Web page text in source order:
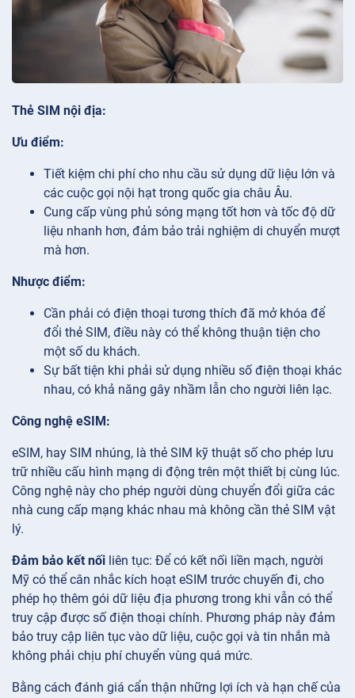
Thẻ SIM nội địa:
Ưu điểm:
Tiết kiệm chi phí cho nhu cầu sử dụng dữ liệu lớn và
các cuộc gọi nội hạt trong quốc gia châu Âu.
Cung cấp vùng phủ sóng mạng tốt hơn và tốc độ dữ
liệu nhanh hơn, đảm bảo trải nghiệm di chuyển mượt
mà hơn.
Nhược điểm:
Cần phải có điện thoại tương thích đã mở khóa để
đổi thẻ SIM, điều này có thể không thuận tiện cho
một số du khách.
Sự bất tiện khi phải sử dụng nhiều số điện thoại khác
nhau, có khả năng gây nhầm lẫn cho người liên lạc.
Công nghệ eSIM:
eSIM, hay SIM nhúng, là thẻ SIM kỹ thuật số cho phép lưu
trữ nhiều cấu hình mạng di động trên một thiết bị cùng lúc.
Công nghệ này cho phép người dùng chuyển đổi giữa các
nhà cung cấp mạng khác nhau mà không cần thẻ SIM vật
lý.
Đảm bảo kết nối liên tục: Để có kết nối liền mạch, người
Mỹ có thể cân nhắc kích hoạt eSIM trước chuyến đi, cho
phép họ thêm gói dữ liệu địa phương trong khi vẫn có thể
truy cập được số điện thoại chính. Phương pháp này đảm
bảo truy cập liên tục vào dữ liệu, cuộc gọi và tin nhắn mà
không phải chịu phí chuyển vùng quá mức.
Bằng cách đánh giá cẩn thận những lợi ích và hạn chế của